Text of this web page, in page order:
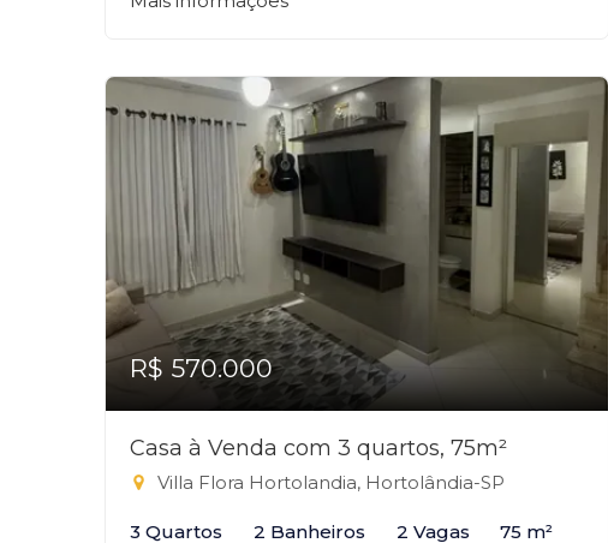
R$ 570.000
Casa à Venda com 3 quartos, 75m²
Villa Flora Hortolandia, Hortolândia-SP
3 Quartos 2 Banheiros 2 Vagas 75 m²